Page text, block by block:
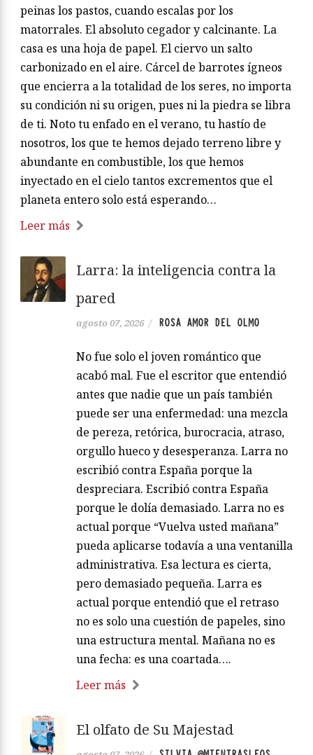
peinas los pastos, cuando escalas por los
matorrales. El absoluto cegador y calcinante. La
casa es una hoja de papel. El ciervo un salto
carbonizado en el aire. Cárcel de barrotes ígneos
que encierra a la totalidad de los seres, no importa
su condición ni su origen, pues ni la piedra se libra
de ti. Noto tu enfado en el verano, tu hastío de
nosotros, los que te hemos dejado terreno libre y
abundante en combustible, los que hemos
inyectado en el cielo tantos excrementos que el
planeta entero solo está esperando…
Leer más
Larra: la inteligencia contra la
pared
agosto 07, 2026 / ROSA AMOR DEL OLMO
No fue solo el joven romántico que
acabó mal. Fue el escritor que entendió
antes que nadie que un país también
puede ser una enfermedad: una mezcla
de pereza, retórica, burocracia, atraso,
orgullo hueco y desesperanza. Larra no
escribió contra España porque la
despreciara. Escribió contra España
porque le dolía demasiado. Larra no es
actual porque “Vuelva usted mañana”
pueda aplicarse todavía a una ventanilla
administrativa. Esa lectura es cierta,
pero demasiado pequeña. Larra es
actual porque entendió que el retraso
no es solo una cuestión de papeles, sino
una estructura mental. Mañana no es
una fecha: es una coartada….
Leer más
El olfato de Su Majestad